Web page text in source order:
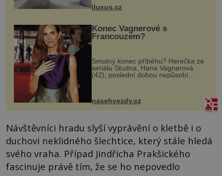
dnes umož...
iluxus.cz
Konec Vagnerové s
Francouzem?
Smutný konec příběhu? Herečka ze
seriálu Studna, Hana Vagnerová
(42), poslední dobou nepůsobí
nasehvezdy.cz
Návštěvníci hradu slyší vyprávění o kletbě i o
duchovi neklidného šlechtice, který stále hledá
svého vraha. Případ Jindřicha Prakšického
fascinuje právě tím, že se ho nepovedlo